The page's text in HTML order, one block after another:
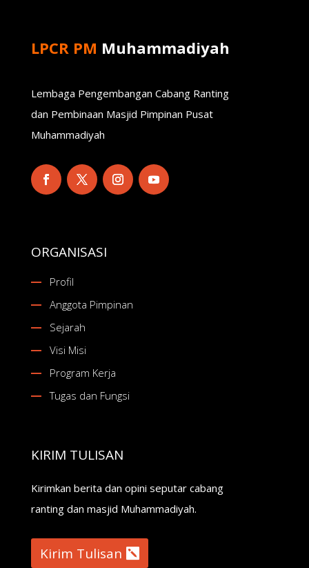
LPCR PM Muhammadiyah
Lembaga Pengembangan Cabang Ranting
dan Pembinaan Masjid Pimpinan Pusat
Muhammadiyah
ORGANISASI
Profil
Anggota Pimpinan
Sejarah
Visi Misi
Program Kerja
Tugas dan Fungsi
KIRIM TULISAN
Kirimkan berita dan opini seputar cabang
ranting dan masjid Muhammadiyah.
Kirim Tulisan